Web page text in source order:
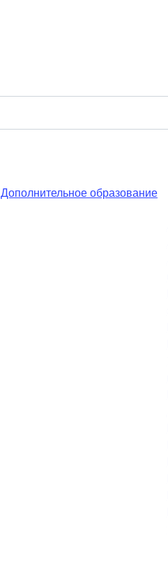
Дополнительное образование